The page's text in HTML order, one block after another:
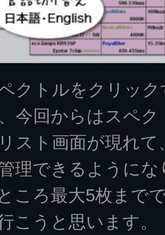
クトルをクリッ
今回からはスペ
スト画面が現れ
理できるように
ころ最大5枚まで
こうと思います。